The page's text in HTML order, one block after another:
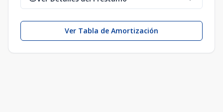
Ver Tabla de Amortización